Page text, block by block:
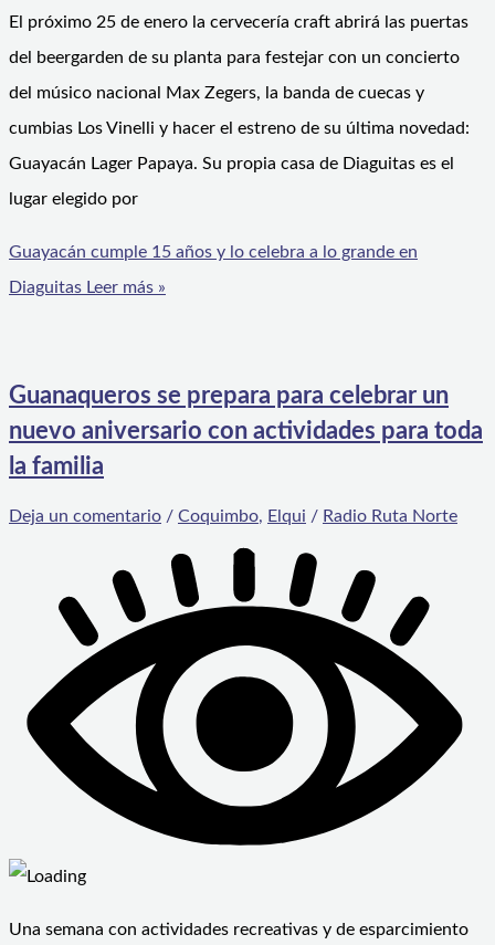
El próximo 25 de enero la cervecería craft abrirá las puertas
del beergarden de su planta para festejar con un concierto
del músico nacional Max Zegers, la banda de cuecas y
cumbias Los Vinelli y hacer el estreno de su última novedad:
Guayacán Lager Papaya. Su propia casa de Diaguitas es el
lugar elegido por
Guayacán cumple 15 años y lo celebra a lo grande en
Diaguitas Leer más »
Guanaqueros se prepara para celebrar un
nuevo aniversario con actividades para toda
la familia
Deja un comentario / Coquimbo, Elqui / Radio Ruta Norte
Una semana con actividades recreativas y de esparcimiento